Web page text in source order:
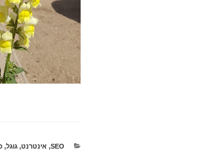
קטגוריות
SEO
, אינטרנט,גוגל,